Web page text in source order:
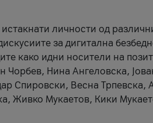
личности од
за дигитална
како идни носители на
Чорбев, Нина Ангеловска,
Спировски, Весна Трпевска,
Живко Мукаетов, Кики